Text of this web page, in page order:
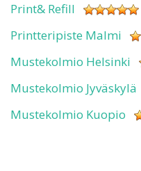
Print& Refill
Printteripiste Malmi
Mustekolmio Helsinki
Mustekolmio Jyväskylä
Mustekolmio Kuopio